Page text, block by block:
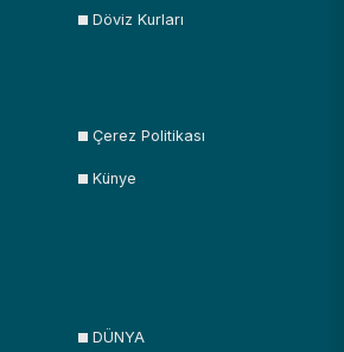
Döviz Kurları
Çerez Politikası
Künye
DÜNYA